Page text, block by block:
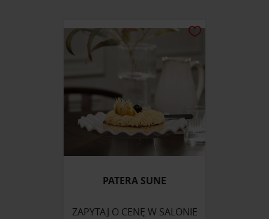
PATERA SUNE
ZAPYTAJ O CENĘ W SALONIE